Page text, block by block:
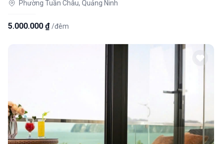
Phường Tuần Châu, Quảng Ninh
5.000.000 ₫ /đêm